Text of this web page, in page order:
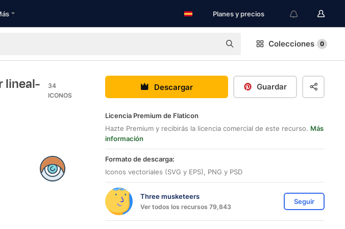
Planes y precios
Colecciones 0
lineal-
34
ICONOS
Descargar Guardar
Licencia Premium de Flaticon
Hazte Premium y recibirás la licencia comercial de este recurso. Más
información
Formato de descarga:
Iconos vectoriales (SVG y EPS), PNG y PSD
Three musketeers
Ver todos los recursos 79,843
Seguir